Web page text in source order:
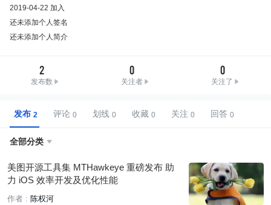
2019-04-22 加入
还未添加个人签名
还未添加个人简介
2
发布数
0
关注者
0
关注了
发布 评论 划线 收藏 关注 回答
全部分类 
美图开源工具集 MTHawkeye 重磅发布 助
力 iOS 效率开发及优化性能
作者 : 陈权河